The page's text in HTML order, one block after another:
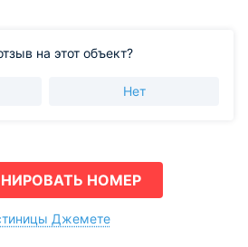
на этот объект?
Нет
НОМЕР
Джемете